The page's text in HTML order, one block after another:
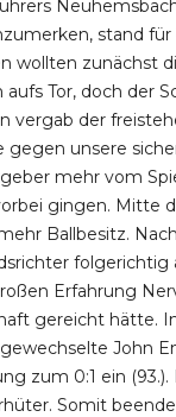
stand für
wollten zunächst
Tor, doch der
vergab der
unsere
mehr vom
gingen. Mitte
Ballbesitz.
Erfahrung
gereicht hätte.
John
zum 0:1 ein
Somit